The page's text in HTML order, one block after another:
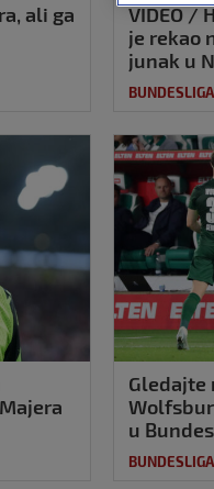
ali ga
VIDEO /
je rekao
junak u
BUNDESLIGA
Gledajte
u
BUNDESLIGA